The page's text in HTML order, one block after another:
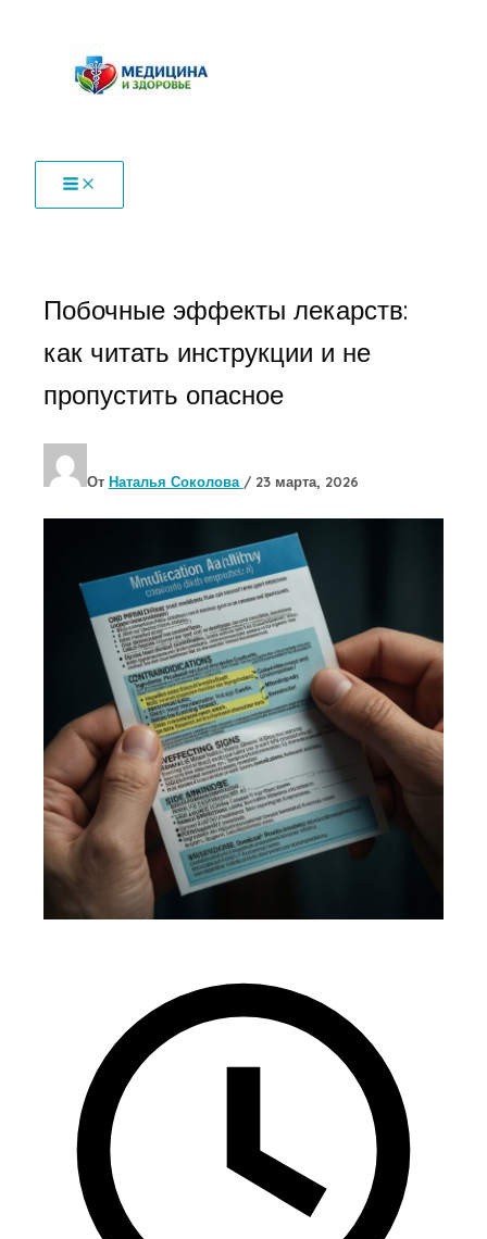
содержимому
Побочные эффекты лекарств:
как читать инструкции и не
пропустить опасное
От Наталья Соколова / 23 марта, 2026